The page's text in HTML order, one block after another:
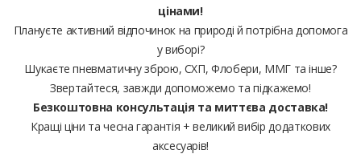
цінами!
Плануєте активний відпочинок на природі й потрібна допомога
у виборі?
Шукаєте пневматичну зброю, СХП, Флобери, ММГ та інше?
Звертайтеся, завжди допоможемо та підкажемо!
Безкоштовна консультація та миттєва доставка!
Кращі ціни та чесна гарантія + великий вибір додаткових
аксесуарів!